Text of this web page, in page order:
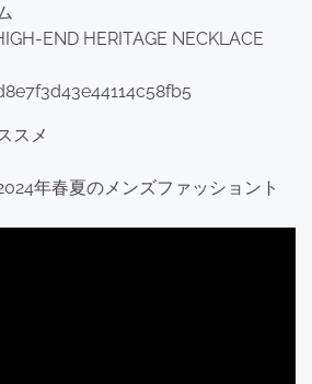
END HERITAGE NECKLACE
スメ
年春夏のメンズファッショント